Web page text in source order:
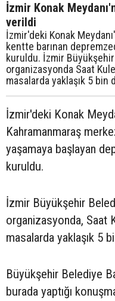
İzmir Konak
verildi
İzmir'deki Konak
kentte barınan
kuruldu. İzmir
organizasyonda Saat
masalarda yaklaşık 5 bin
İzmir'deki Konak
Kahramanmaraş
yaşamaya başlayan
kuruldu.
İzmir Büyükşehir
organizasyonda, Saat
masalarda yaklaşık 5
Büyükşehir Belediye
burada yaptığı